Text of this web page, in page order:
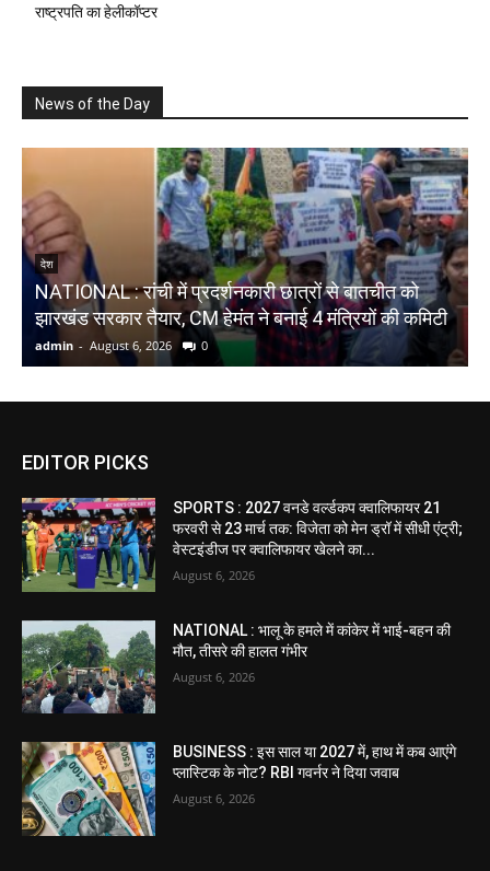
राष्ट्रपति का हेलीकॉप्टर
News of the Day
देश
NATIONAL : रांची में प्रदर्शनकारी छात्रों से बातचीत को
झारखंड सरकार तैयार, CM हेमंत ने बनाई 4 मंत्रियों की कमिटी
admin - August 6, 2026 0
EDITOR PICKS
SPORTS : 2027 वनडे वर्ल्डकप क्वालिफायर 21
फरवरी से 23 मार्च तक: विजेता को मेन ड्रॉ में सीधी एंट्री;
वेस्टइंडीज पर क्वालिफायर खेलने का...
August 6, 2026
NATIONAL : भालू के हमले में कांकेर में भाई-बहन की
मौत, तीसरे की हालत गंभीर
August 6, 2026
BUSINESS : इस साल या 2027 में, हाथ में कब आएंगे
प्लास्टिक के नोट? RBI गवर्नर ने दिया जवाब
August 6, 2026